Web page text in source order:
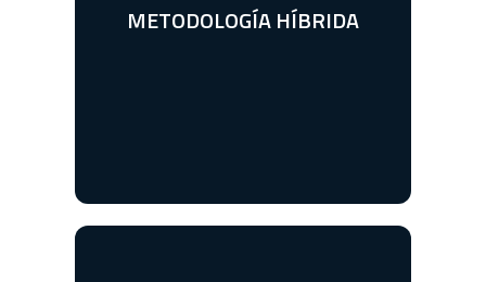
METODOLOGÍA HÍBRIDA